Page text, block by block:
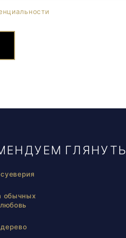
ГЛЯНУТЬ
обычных